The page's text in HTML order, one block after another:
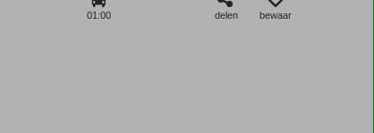
01:00 delen bewaar